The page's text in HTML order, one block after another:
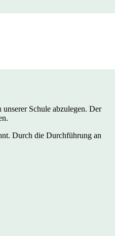
Schule abzulegen. Der
Durch die Durchführung an